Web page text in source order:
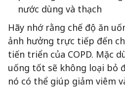
nước dùng và thạch
Hãy nhớ rằng chế độ ăn
ảnh hưởng trực tiếp đến
tiến triển của COPD. Mặc
uống tốt sẽ không loại bỏ
nó có thể giúp giảm viêm